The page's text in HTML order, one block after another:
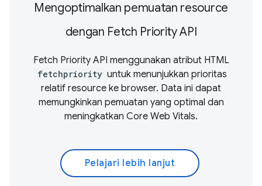
Mengoptimalkan pemuatan resource
dengan Fetch Priority API
Fetch Priority API menggunakan atribut HTML
fetchpriority untuk menunjukkan prioritas
relatif resource ke browser. Data ini dapat
memungkinkan pemuatan yang optimal dan
meningkatkan Core Web Vitals.
Pelajari lebih lanjut